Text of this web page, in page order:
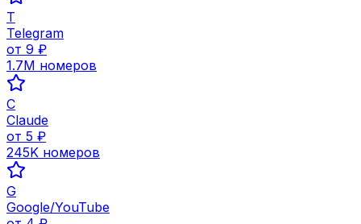
T
Telegram
от 9 ₽
1.7M номеров
C
Claude
от 5 ₽
245K номеров
G
Google/YouTube